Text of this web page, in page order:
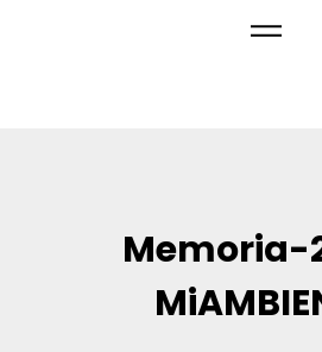
Memoria-